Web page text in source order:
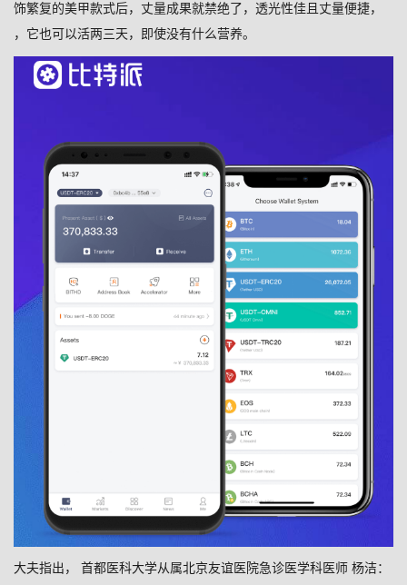
饰繁复的美甲款式后，丈量成果就禁绝了，透光性佳且丈量便捷，
，它也可以活两三天，即使没有什么营养。
大夫指出， 首都医科大学从属北京友谊医院急诊医学科医师 杨洁：